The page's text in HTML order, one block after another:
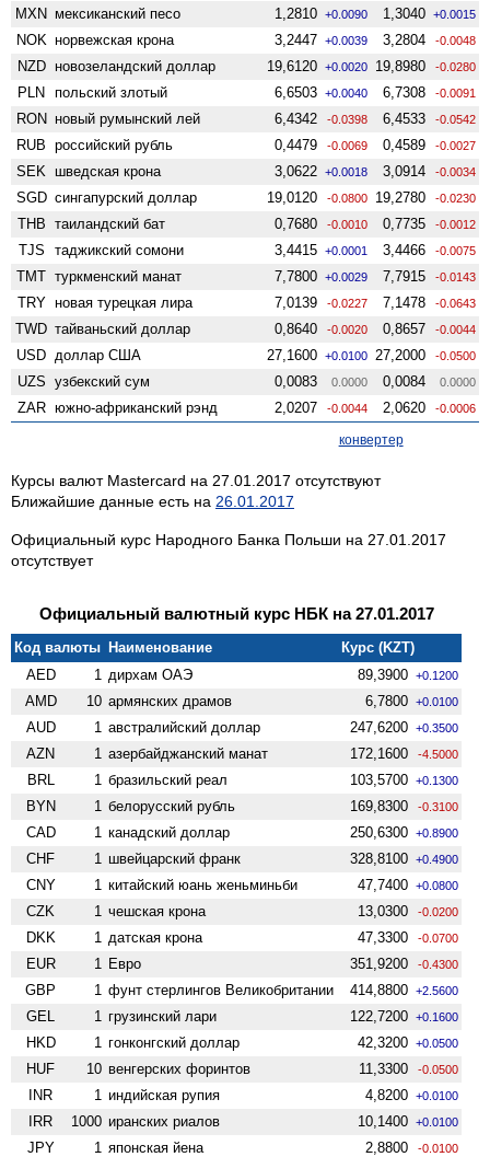
MXN мексиканский песо 1,2810 +0.0090 1,3040 +0.0015
NOK норвежская крона 3,2447 +0.0039 3,2804 -0.0048
NZD ново­зеландский доллар 19,6120 +0.0020 19,8980 -0.0280
PLN польский злотый 6,6503 +0.0040 6,7308 -0.0091
RON новый румынский лей 6,4342 -0.0398 6,4533 -0.0542
RUB российский рубль 0,4479 -0.0069 0,4589 -0.0027
SEK шведская крона 3,0622 +0.0018 3,0914 -0.0034
SGD сингапурский доллар 19,0120 -0.0800 19,2780 -0.0230
THB таиландский бат 0,7680 -0.0010 0,7735 -0.0012
TJS таджикский сомони 3,4415 +0.0001 3,4466 -0.0075
TMT туркменский манат 7,7800 +0.0029 7,7915 -0.0143
TRY новая турецкая лира 7,0139 -0.0227 7,1478 -0.0643
TWD тайваньский доллар 0,8640 -0.0020 0,8657 -0.0044
USD доллар США 27,1600 +0.0100 27,2000 -0.0500
UZS узбекский сум 0,0083 0.0000 0,0084 0.0000
ZAR южно-африканский рэнд 2,0207 -0.0044 2,0620 -0.0006
конвертер
Курсы валют Mastercard на 27.01.2017 отсутствуют
Ближайшие данные есть на 26.01.2017
Официальный курс Народного Банка Польши на 27.01.2017
отсутствует
Официальный валютный курс НБК на 27.01.2017
Код валюты Наименование
Курс (KZT)
AED
1 дирхам ОАЭ 89,3900 +0.1200
AMD 10 армянских драмов 6,7800 +0.0100
AUD 1 австралийский доллар 247,6200 +0.3500
AZN 1 азербайджанский манат 172,1600 -4.5000
BRL 1 бразильский реал 103,5700 +0.1300
BYN 1 белорусский рубль 169,8300 -0.3100
CAD 1 канадский доллар 250,6300 +0.8900
CHF 1 швейцарский франк 328,8100 +0.4900
CNY 1 китайский юань женьминьби 47,7400 +0.0800
CZK 1 чешская крона 13,0300 -0.0200
DKK 1 датская крона 47,3300 -0.0700
EUR 1 Евро 351,9200 -0.4300
GBP 1 фунт стерлингов Велико­британии 414,8800 +2.5600
GEL 1 грузинский лари 122,7200 +0.1600
HKD 1 гонконгский доллар 42,3200 +0.0500
HUF 10 венгерских форинтов 11,3300 -0.0500
INR 1 индийская рупия 4,8200 +0.0100
IRR 1000 иранских риалов 10,1400 +0.0100
JPY 1 японская йена 2,8800 -0.0100